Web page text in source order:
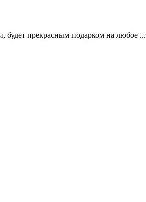
будет прекрасным подарком на любое ...